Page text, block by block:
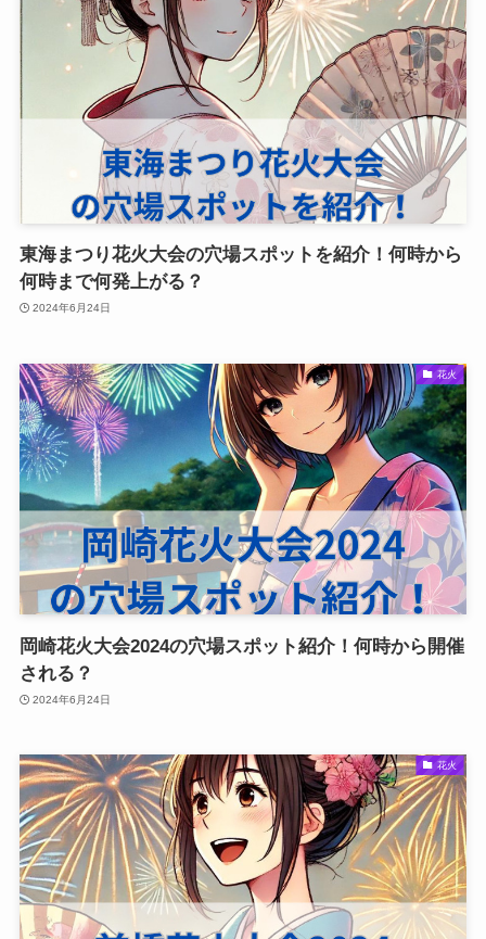
東海まつり花火大会の穴場スポットを紹介！何時から
何時まで何発上がる？
2024年6月24日
花火
岡崎花火大会2024の穴場スポット紹介！何時から開催
される？
2024年6月24日
花火